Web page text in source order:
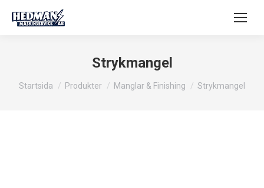
Strykmangel
Du är här:
Startsida Produkter Manglar & Finishing Strykmangel